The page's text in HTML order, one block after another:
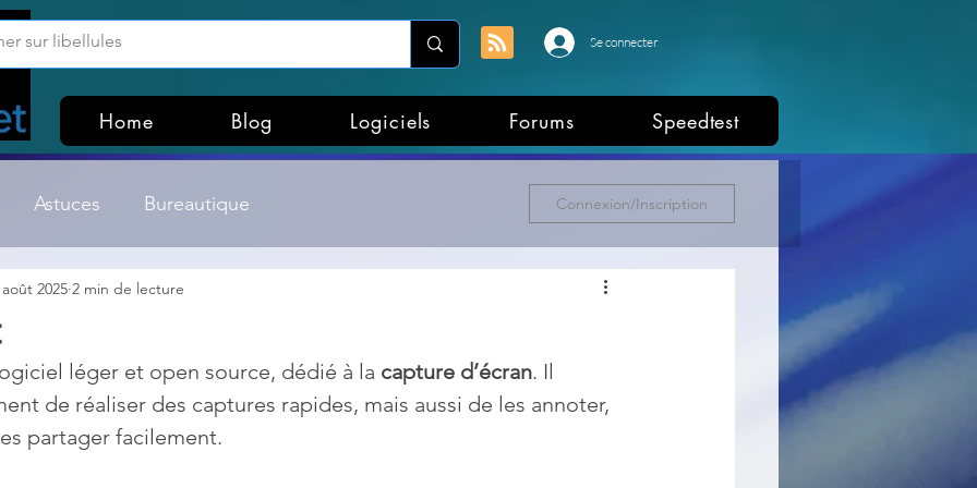
Se connecter
Home Blog Logiciels Forums Speedtest
Astuces Bureautique
Customisation Windows
de fichiers Gestion Système Graphisme
Connexion/Inscription
août 2025 2 min de lecture
léger et open source, dédié à la capture d’écran. Il
de réaliser des captures rapides, mais aussi de les annoter,
partager facilement.